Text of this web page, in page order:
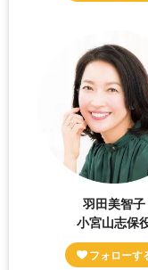
羽田美智子
小宮山志保